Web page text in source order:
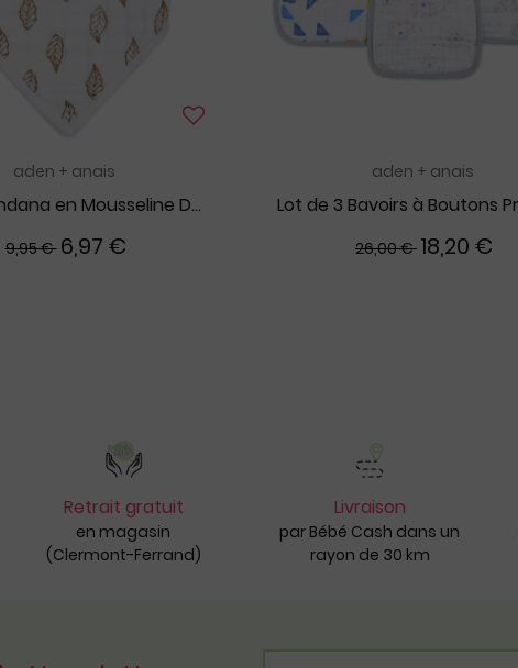
aden + anais
Bavoir Bandana en Mousseline Dahlias - Gold Leaf
9,95 € 6,97 €
aden + anais
26,00 € 18,20 €
Retrait gratuit
en magasin
(Clermont-Ferrand)
Livraison
par Bébé Cash dans un
rayon de 30 km